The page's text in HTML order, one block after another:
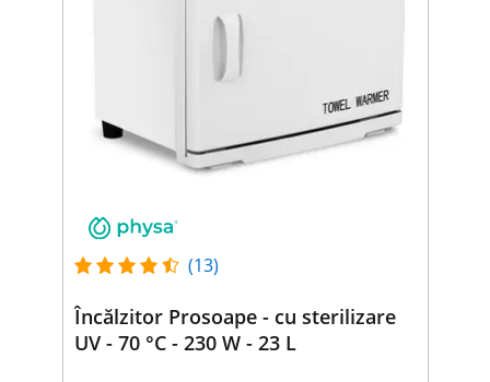
(13)
Încălzitor Prosoape - cu sterilizare
UV - 70 °C - 230 W - 23 L